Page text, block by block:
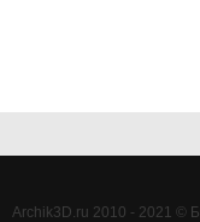
Archik3D.ru 2010 - 2021 ©